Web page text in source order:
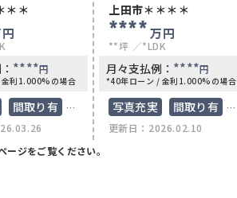
＊＊
****円
利1.000%の場合
間取り有
以内
可
上田市＊＊＊＊
****万円
**坪 *LDK
月々支払例： ****円
*40年ローン / 金利1.000%の場合
写真充実
間取り有
築10年以内
南向き
更新日：2026.02.10
ージをご覧ください。